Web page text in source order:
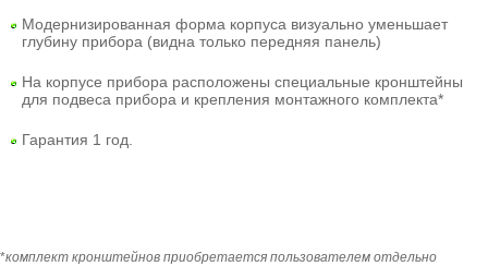
Модернизированная форма корпуса визуально уменьшает
глубину прибора (видна только передняя панель)
На корпусе прибора расположены специальные кронштейны
для подвеса прибора и крепления монтажного комплекта*
Гарантия 1 год.
*комплект кронштейнов приобретается пользователем отдельно